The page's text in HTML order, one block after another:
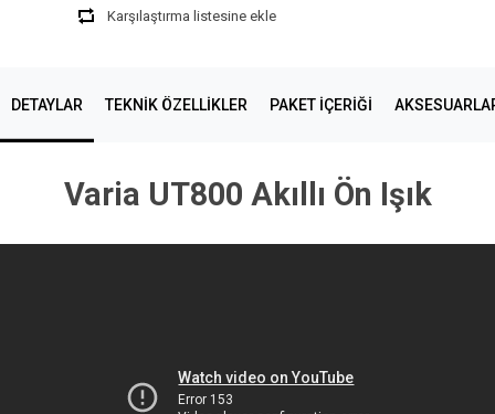
Karşılaştırma listesine ekle
DETAYLAR TEKNIK ÖZELLIKLER PAKET İÇERİĞİ
Varia UT800 Akıllı Ön Işık